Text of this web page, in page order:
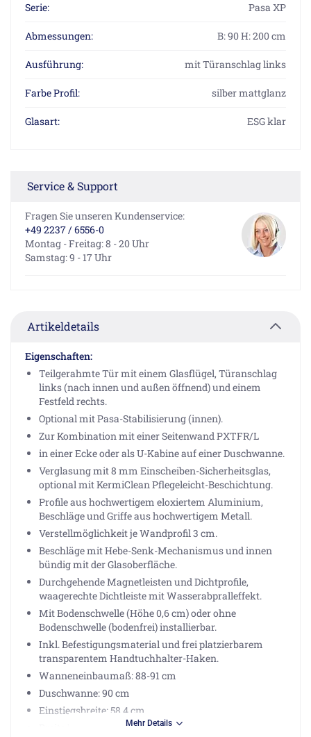
Serie: Pasa XP
Abmessungen: B: 90 H: 200 cm
Ausführung: mit Türanschlag links
Farbe Profil: silber mattglanz
Glasart: ESG klar
Service & Support
Fragen Sie unseren Kundenservice:
+49 2237 / 6556-0
Montag - Freitag: 8 - 20 Uhr
Samstag: 9 - 17 Uhr
Artikeldetails
Eigenschaften:
Teilgerahmte Tür mit einem Glasflügel, Türanschlag
links (nach innen und außen öffnend) und einem
Festfeld rechts.
Optional mit Pasa-Stabilisierung (innen).
Zur Kombination mit einer Seitenwand PXTFR/L
in einer Ecke oder als U-Kabine auf einer Duschwanne.
Verglasung mit 8 mm Einscheiben-Sicherheitsglas,
optional mit KermiClean Pflegeleicht-Beschichtung.
Profile aus hochwertigem eloxiertem Aluminium,
Beschläge und Griffe aus hochwertigem Metall.
Verstellmöglichkeit je Wandprofil 3 cm.
Beschläge mit Hebe-Senk-Mechanismus und innen
bündig mit der Glasoberfläche.
Durchgehende Magnetleisten und Dichtprofile,
waagerechte Dichtleiste mit Wasserabpralleffekt.
Mit Bodenschwelle (Höhe 0,6 cm) oder ohne
Bodenschwelle (bodenfrei) installierbar.
Inkl. Befestigungsmaterial und frei platzierbarem
transparentem Handtuchhalter-Haken.
Wanneneinbaumaß: 88-91 cm
Duschwanne: 90 cm
Einstiegsbreite: 58,4 cm
Breite Festfeld: 23,9-26,9 cm
Mehr Details